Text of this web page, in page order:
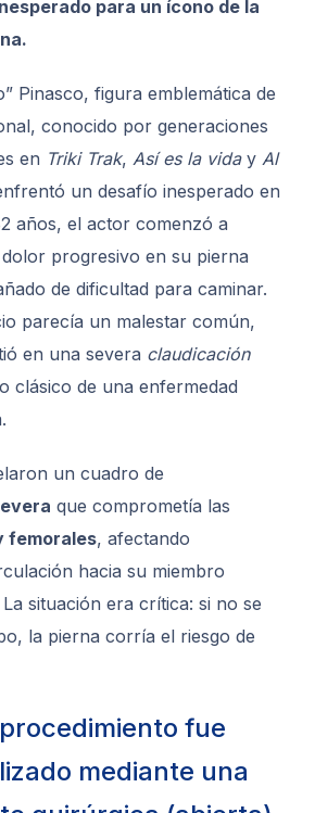
para un ícono de la
.
Pinasco, figura emblemática de
conocido por generaciones
en Triki Trak,Así es la vidayAl
un desafío inesperado en
años, el actor comenzó a
progresivo en su pierna
de dificultad para caminar.
parecía un malestar común,
en una severa claudicación
clásico de una enfermedad
un cuadro de
que comprometía las
femorales, afectando
hacia su miembro
situación era crítica: si no se
la pierna corría el riesgo de
procedimiento fue
mediante una